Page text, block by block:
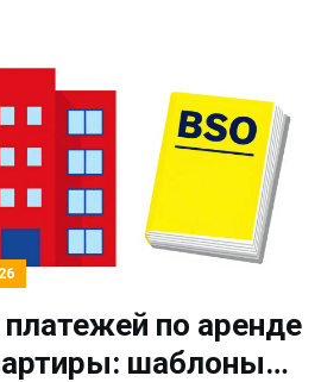
по аренде
шаблоны